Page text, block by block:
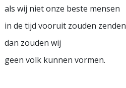
als wij niet onze beste mensen
in de tijd vooruit zouden zenden
dan zouden wij
geen volk kunnen vormen.